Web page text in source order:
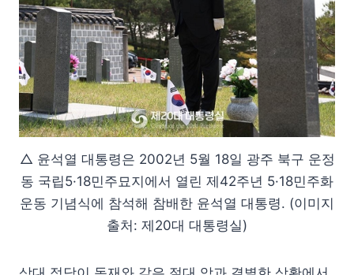
△ 윤석열 대통령은 2002년 5월 18일 광주 북구 운정
동 국립5·18민주묘지에서 열린 제42주년 5·18민주화
운동 기념식​에 참석해 참배한 윤석열 대통령. (이미지
출처: 제20대 대통령실)